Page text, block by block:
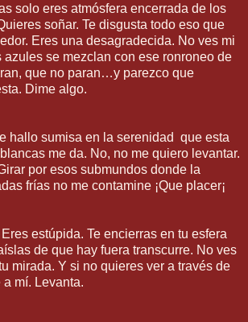
solo eres atmósfera encerrada de los
soñar. Te disgusta todo eso que
Eres una desagradecida. No ves mi
azules se mezclan con ese ronroneo de
que no paran…y parezco que
Dime algo.
hallo sumisa en la serenidad que esta
me da. No, no me quiero levantar.
por esos submundos donde la
frías no me contamine ¡Que placer¡
estúpida. Te encierras en tu esfera
de que hay fuera transcurre. No ves
mirada. Y si no quieres ver a través de
a mí. Levanta.